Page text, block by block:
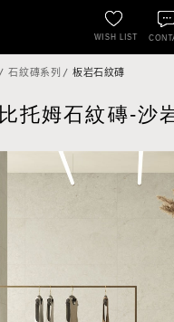
WISH LIST
石紋磚系列 板岩石紋磚
比托姆石紋磚-沙